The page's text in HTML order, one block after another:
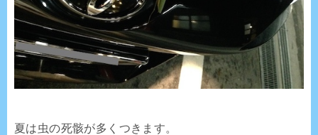
夏は虫の死骸が多くつきます。